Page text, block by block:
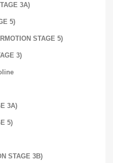
3A)
5)
STAGE 5)
3)
3A)
5)
STAGE 3B)